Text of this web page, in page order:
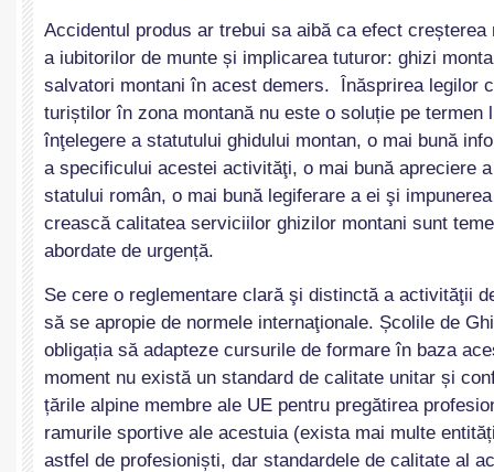
Accidentul produs ar trebui sa aibă ca efect creșterea
a iubitorilor de munte și implicarea tuturor: ghizi
salvatori montani în acest demers. Înăsprirea legilor
turiștilor în zona montană nu este o soluție pe termen
înţelegere a statutului ghidului montan, o mai bună
a specificului acestei activităţi, o mai bună apreciere
statului român, o mai bună legiferare a ei şi
crească calitatea serviciilor ghizilor montani sunt
abordate de urgență.
Se cere o reglementare clară şi distinctă a activităţii
să se apropie de normele internaţionale. Școlile de
obligația să adapteze cursurile de formare în baza
moment nu există un standard de calitate unitar și
țările alpine membre ale UE pentru pregătirea
ramurile sportive ale acestuia (exista mai multe
astfel de profesioniști, dar standardele de calitate al